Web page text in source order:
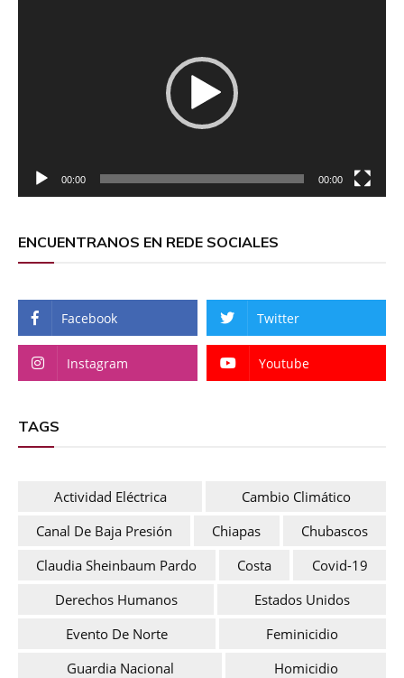
00:00 00:00
ENCUENTRANOS EN REDE SOCIALES
Facebook Twitter
Instagram Youtube
TAGS
Actividad Eléctrica
Cambio Climático
Canal De Baja Presión
Chiapas
Chubascos
Claudia Sheinbaum Pardo
Costa
Covid-19
Derechos Humanos
Estados Unidos
Evento De Norte
Feminicidio
Guardia Nacional
Homicidio